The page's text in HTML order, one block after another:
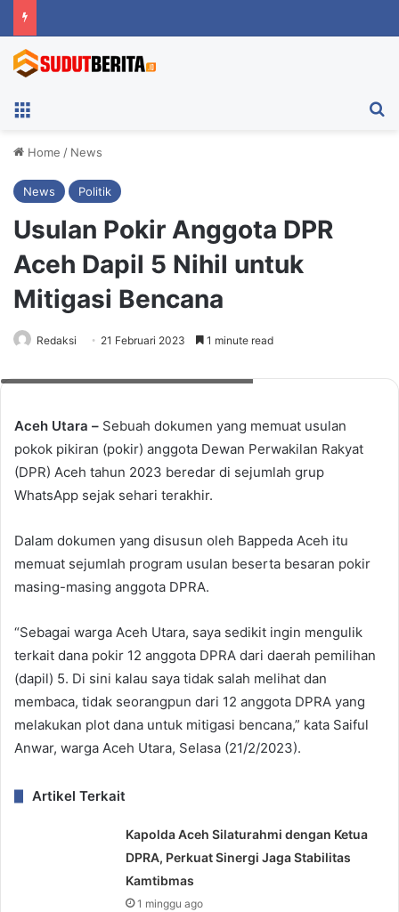
Home / News
News Politik
Usulan Pokir Anggota DPR
Aceh Dapil 5 Nihil untuk
Mitigasi Bencana
Redaksi 21 Februari 2023 1 minute read
Aceh Utara – Sebuah dokumen yang memuat usulan
pokok pikiran (pokir) anggota Dewan Perwakilan Rakyat
(DPR) Aceh tahun 2023 beredar di sejumlah grup
WhatsApp sejak sehari terakhir.
Dalam dokumen yang disusun oleh Bappeda Aceh itu
memuat sejumlah program usulan beserta besaran pokir
masing-masing anggota DPRA.
“Sebagai warga Aceh Utara, saya sedikit ingin mengulik
terkait dana pokir 12 anggota DPRA dari daerah pemilihan
(dapil) 5. Di sini kalau saya tidak salah melihat dan
membaca, tidak seorangpun dari 12 anggota DPRA yang
melakukan plot dana untuk mitigasi bencana,” kata Saiful
Anwar, warga Aceh Utara, Selasa (21/2/2023).
Artikel Terkait
Kapolda Aceh Silaturahmi dengan Ketua
DPRA, Perkuat Sinergi Jaga Stabilitas
Kamtibmas
1 minggu ago